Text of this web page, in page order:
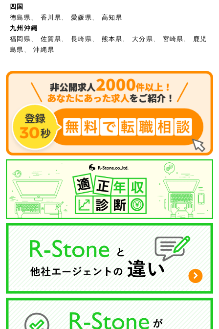
四国
徳島県
香川県 、愛媛県
高知県
九州沖縄
福岡県
佐賀県 、長崎県 熊本県 大分県 宮崎県
鹿児
島県
、沖縄県